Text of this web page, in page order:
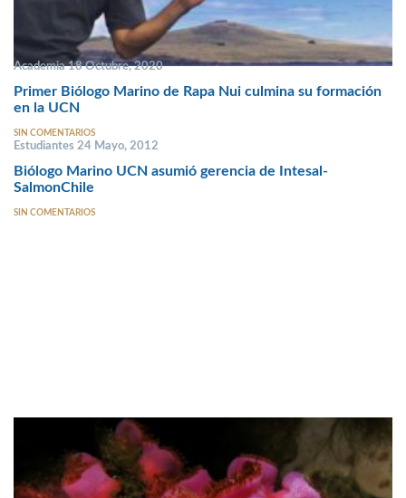
Academia 18 Octubre, 2020
Primer Biólogo Marino de Rapa Nui culmina su formación
en la UCN
SIN COMENTARIOS
Estudiantes 24 Mayo, 2012
Biólogo Marino UCN asumió gerencia de Intesal-
SalmonChile
SIN COMENTARIOS